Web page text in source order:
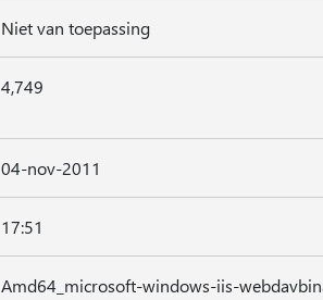
Niet van toepassing
4,749
04-nov-2011
17:51
Amd64_microsoft-windows-iis-